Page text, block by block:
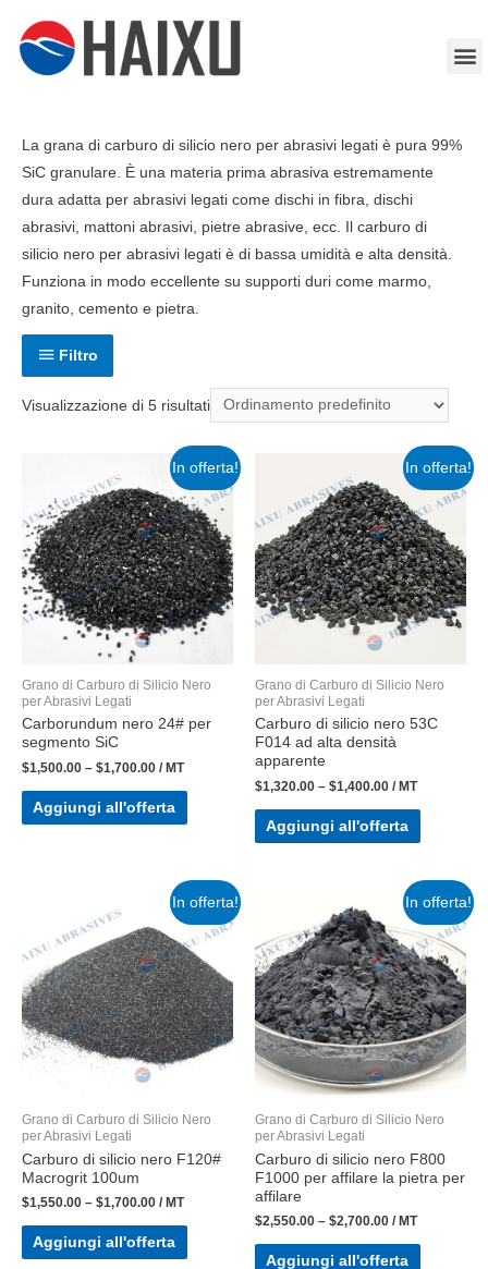
La grana di carburo di silicio nero per abrasivi legati è pura 99%
SiC granulare. È una materia prima abrasiva estremamente
dura adatta per abrasivi legati come dischi in fibra, dischi
abrasivi, mattoni abrasivi, pietre abrasive, ecc. Il carburo di
silicio nero per abrasivi legati è di bassa umidità e alta densità.
Funziona in modo eccellente su supporti duri come marmo,
granito, cemento e pietra.
Filtro
Visualizzazione di 5 risultati
In offerta!
Grano di Carburo di Silicio Nero
per Abrasivi Legati
Carborundum nero 24# per
segmento SiC
$1,500.00 – $1,700.00 / MT
Aggiungi all'offerta
In offerta!
Grano di Carburo di Silicio Nero
per Abrasivi Legati
Carburo di silicio nero 53C
F014 ad alta densità
apparente
$1,320.00 – $1,400.00 / MT
Aggiungi all'offerta
In offerta!
Grano di Carburo di Silicio Nero
per Abrasivi Legati
Carburo di silicio nero F120#
Macrogrit 100um
$1,550.00 – $1,700.00 / MT
Aggiungi all'offerta
In offerta!
Grano di Carburo di Silicio Nero
per Abrasivi Legati
Carburo di silicio nero F800
F1000 per affilare la pietra per
affilare
$2,550.00 – $2,700.00 / MT
Aggiungi all'offerta